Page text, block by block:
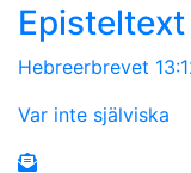
Episteltext
Hebreerbrevet
Var inte själviska